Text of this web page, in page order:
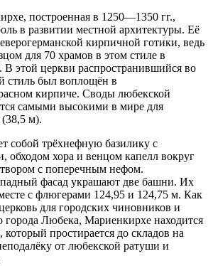
построенная в 1250—1350 гг.,
в развитии местной архитектуры. Её
кирпичной готики, ведь
для 70 храмов в этом стиле в
В этой церкви распространившийся во
стиль был воплощён в
кирпиче. Своды любекской
самыми высокими в мире для
м).
собой трёхнефную базилику с
обходом хора и венцом капелл вокруг
с поперечным нефом.
фасад украшают две башни. Их
с флюгерами 124,95 и 124,75 м. Как
для городских чиновников и
города Любека, Мариенкирхе находится
который простирается до складов на
от любекской ратуши и